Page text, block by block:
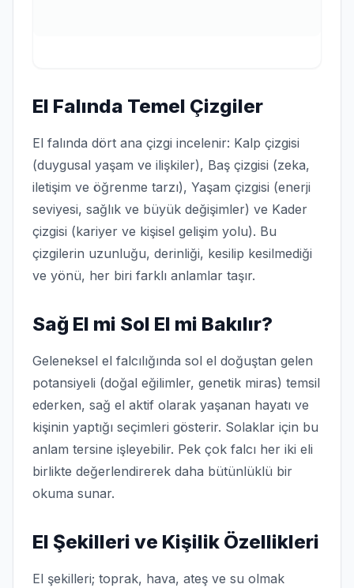
El Falında Temel Çizgiler
El falında dört ana çizgi incelenir: Kalp çizgisi
(duygusal yaşam ve ilişkiler), Baş çizgisi (zeka,
iletişim ve öğrenme tarzı), Yaşam çizgisi (enerji
seviyesi, sağlık ve büyük değişimler) ve Kader
çizgisi (kariyer ve kişisel gelişim yolu). Bu
çizgilerin uzunluğu, derinliği, kesilip kesilmediği
ve yönü, her biri farklı anlamlar taşır.
Sağ El mi Sol El mi Bakılır?
Geleneksel el falcılığında sol el doğuştan gelen
potansiyeli (doğal eğilimler, genetik miras) temsil
ederken, sağ el aktif olarak yaşanan hayatı ve
kişinin yaptığı seçimleri gösterir. Solaklar için bu
anlam tersine işleyebilir. Pek çok falcı her iki eli
birlikte değerlendirerek daha bütünlüklü bir
okuma sunar.
El Şekilleri ve Kişilik Özellikleri
El şekilleri; toprak, hava, ateş ve su olmak